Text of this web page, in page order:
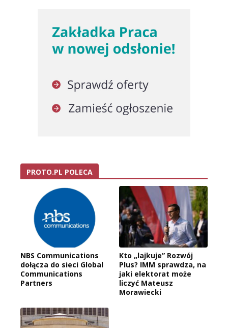
PROTO.PL POLECA
NBS Communications
dołącza do sieci Global
Communications
Partners
Kto „lajkuje” Rozwój
Plus? IMM sprawdza, na
jaki elektorat może
liczyć Mateusz
Morawiecki